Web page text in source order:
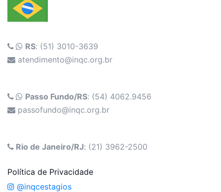
RS: (51) 3010-3639
atendimento@inqc.org.br
Passo Fundo/RS: (54) 4062.9456
passofundo@inqc.org.br
Rio de Janeiro/RJ: (21) 3962-2500
Política de Privacidade
@inqcestagios